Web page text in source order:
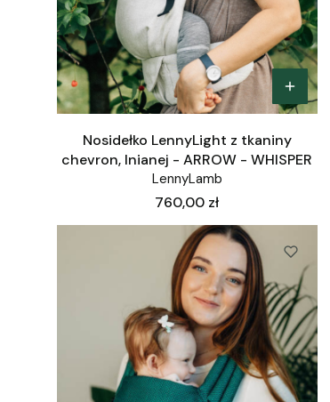
Nosidełko LennyLight z tkaniny
chevron, lnianej - ARROW - WHISPER
LennyLamb
Cena
760,00 zł